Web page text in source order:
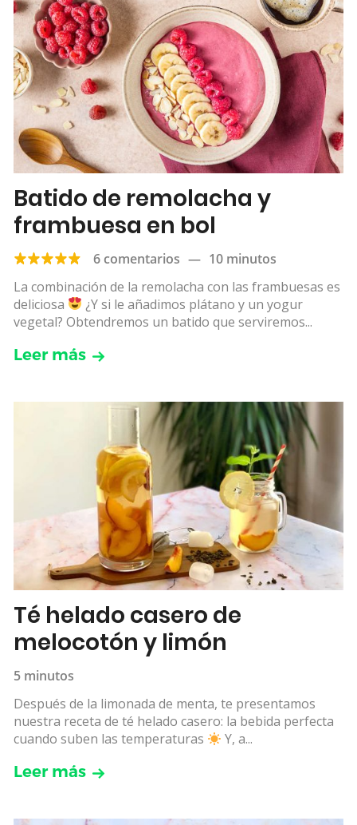
Batido de remolacha y
frambuesa en bol
6 comentarios — 10 minutos
La combinación de la remolacha con las frambuesas es
deliciosa
¿Y si le añadimos plátano y un yogur
vegetal? Obtendremos un batido que serviremos...
Leer más
Té helado casero de
melocotón y limón
5 minutos
Después de la limonada de menta, te presentamos
nuestra receta de té helado casero: la bebida perfecta
cuando suben las temperaturas
Y, a...
Leer más